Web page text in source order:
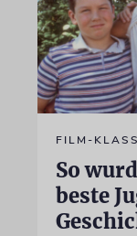
FILM-
So
beste